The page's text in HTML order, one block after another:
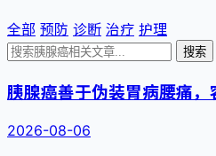
全部 预防 诊断 治疗 护理
搜索
胰腺癌善于伪装胃病腰痛
2026-08-06